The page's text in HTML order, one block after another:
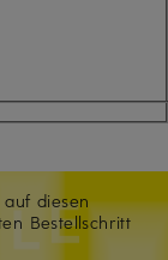
diesen
Bestellschritt